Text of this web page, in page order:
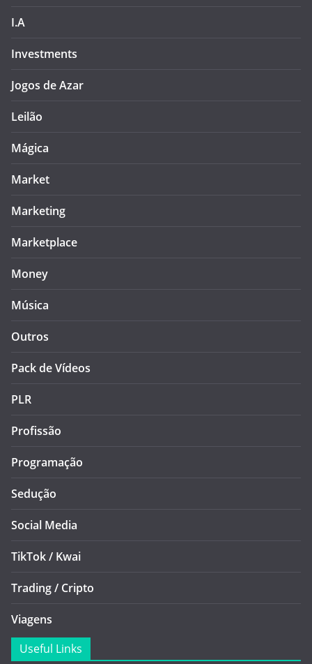
I.A
Investments
Jogos de Azar
Leilão
Mágica
Market
Marketing
Marketplace
Money
Música
Outros
Pack de Vídeos
PLR
Profissão
Programação
Sedução
Social Media
TikTok / Kwai
Trading / Cripto
Viagens
Useful Links